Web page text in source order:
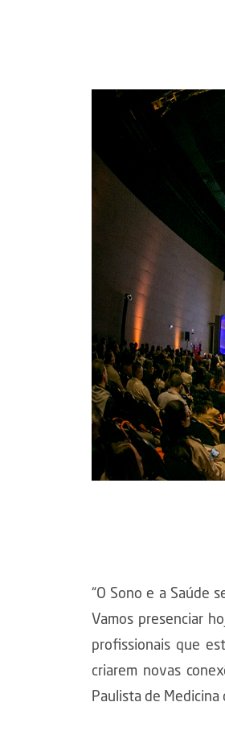
“O Sono e a Saúde
Vamos presenciar
profissionais que
criarem novas
Paulista de Medicina